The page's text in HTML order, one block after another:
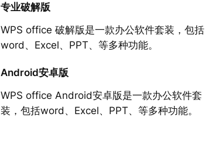
专业破解版
WPS office 破解版是一款办公软件套装，包括
word、Excel、PPT、等多种功能。
Android安卓版
WPS office Android安卓版是一款办公软件套
装，包括word、Excel、PPT、等多种功能。